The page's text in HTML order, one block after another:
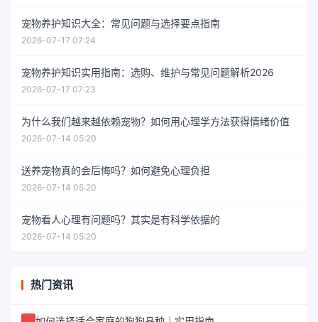
宠物养护知识大全：常见问题与选择要点指南
2026-07-17 07:24
宠物养护知识实用指南：选购、维护与常见问题解析2026
2026-07-17 07:23
为什么我们越来越依赖宠物？如何用心理学方法获得情绪价值
2026-07-14 05:20
送养宠物真的会后悔吗？如何避免心理负担
2026-07-14 05:20
宠物看人心理有问题吗？其实是有科学依据的
2026-07-14 05:20
热门资讯